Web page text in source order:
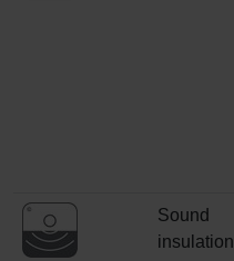
Sound
insulation